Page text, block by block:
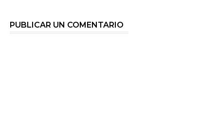
PUBLICAR UN COMENTARIO